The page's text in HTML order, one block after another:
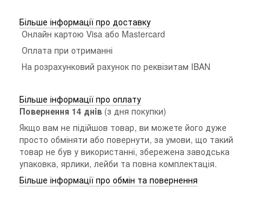
Більше інформації про доставку
Онлайн картою Visa або Mastercard
Оплата при отриманні
На розрахунковий рахунок по реквізитам IBAN
Більше інформації про оплату
Повернення 14 днiв (з дня покупки)
Якщо вам не підійшов товар, ви можете його дуже
просто обміняти або повернути, за умови, що такий
товар не був у використанні, збережена заводська
упаковка, ярлики, лейби та повна комплектація.
Більше інформації про обмін та повернення